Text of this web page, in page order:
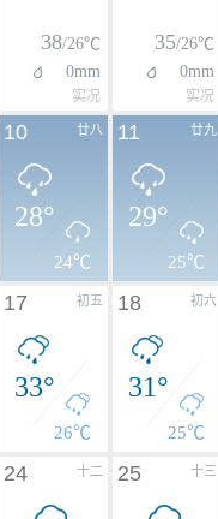
38/26℃
0mm
实况
35/26℃
0mm
实况
廿八
10
28°
24℃
廿九
11
29°
25℃
初五
17
33°
26℃
初六
18
31°
25℃
十二
24 十三
25